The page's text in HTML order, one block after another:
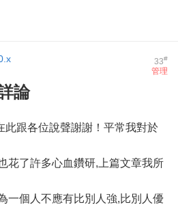
33#
管理
論
此跟各位說聲謝謝！平常我對於
花了許多心血鑽研,上篇文章我所
一個人不應有比別人強,比別人優